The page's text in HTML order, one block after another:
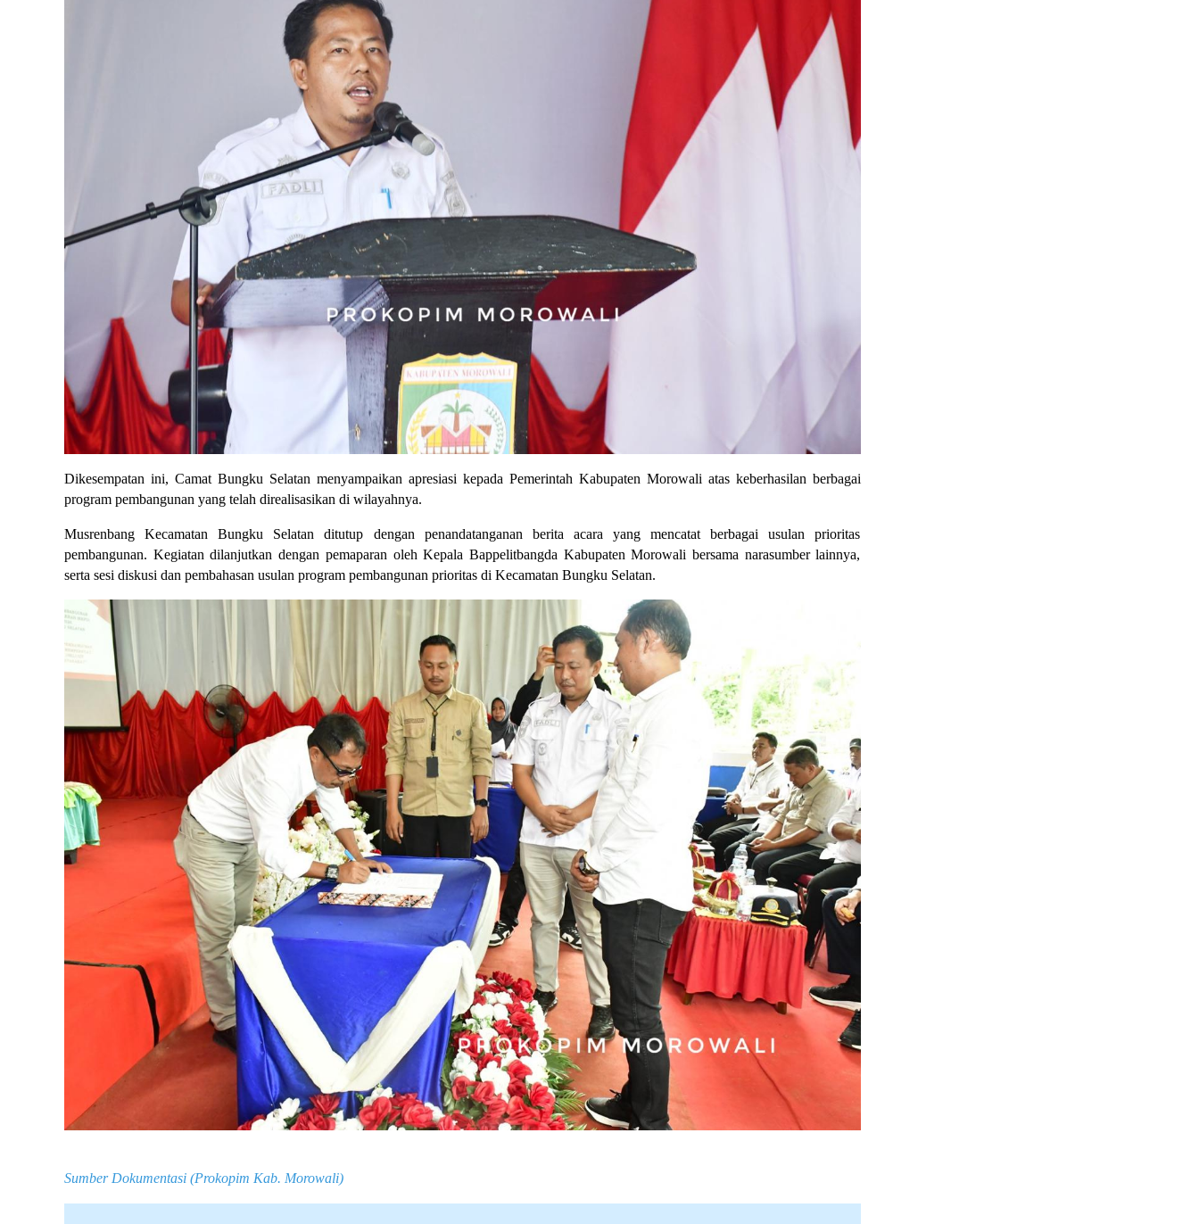
Dikesempatan ini, Camat Bungku Selatan menyampaikan apresiasi kepada Pemerintah Kabupaten Morowali atas keberhasilan berbagai
program pembangunan yang telah direalisasikan di wilayahnya.
Musrenbang Kecamatan Bungku Selatan ditutup dengan penandatanganan berita acara yang mencatat berbagai usulan prioritas
pembangunan. Kegiatan dilanjutkan dengan pemaparan oleh Kepala Bappelitbangda Kabupaten Morowali bersama narasumber lainnya,
serta sesi diskusi dan pembahasan usulan program pembangunan prioritas di Kecamatan Bungku Selatan.
Sumber Dokumentasi (Prokopim Kab. Morowali)